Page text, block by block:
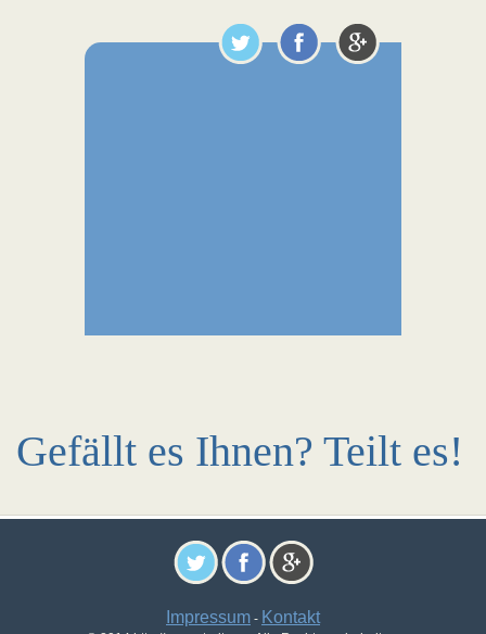
Gefällt es Ihnen? Teilt es!
Impressum - Kontakt